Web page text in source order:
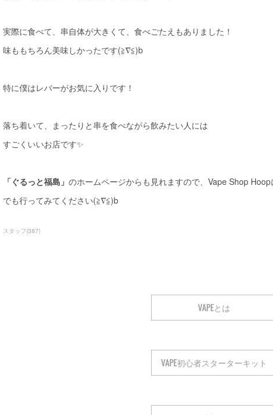
実際に食べて、串自体が大きくて、食べごたえもありました！
味ももちろん美味しかったです(≧∇≦)b
特に僕はレバーがお気に入りです！
落ち着いて、まったりと串を食べながら飲みたい人には
すごくいいお店です✨
「ぐるっと福島」 のホームページからも見れますので、Vape Shop
でも行ってみてください(≧∇≦)b
スタッフ(387)
VAPEとは
VAPE初心者スターターキット